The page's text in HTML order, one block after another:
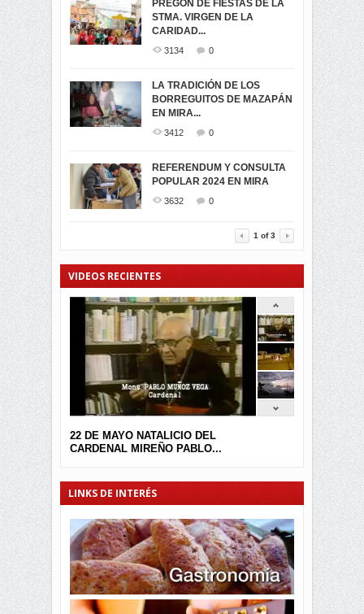
PREGÓN DE FIESTAS DE LA
STMA. VIRGEN DE LA
CARIDAD...
3134 0
LA TRADICIÓN DE LOS
BORREGUITOS DE MAZAPÁN
EN MIRA...
3412 0
REFERENDUM Y CONSULTA
POPULAR 2024 EN MIRA
3632 0
-ENCENDIDO DEL ARBOL DE
...
MIRA
3439
TRIUNFO DE...
ELECCION CRUCIAL:
SEGUNDA VUELTA
PRESIDENCIAL EL 1...
VIRTUALES ASAMBLEISTAS
POR LA PROVINCIA DEL
CARCHI...
MIRA.EC FUE
GALARDONADA
1 of3
VIDEOS RECIENTES
22 DE MAYO NATALICIO DEL
CARDENAL MIREÑO PABLO...
LINKS DE INTERÉS